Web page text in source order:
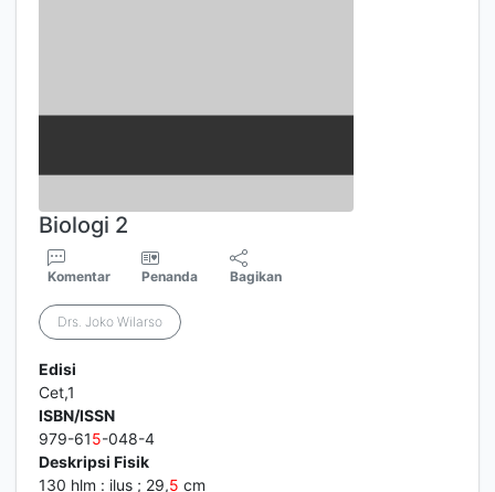
Biologi 2
Komentar Penanda Bagikan
Drs. Joko Wilarso
Edisi
Cet,1
ISBN/ISSN
979-615-048-4
Deskripsi Fisik
130 hlm : ilus ; 29,5 cm